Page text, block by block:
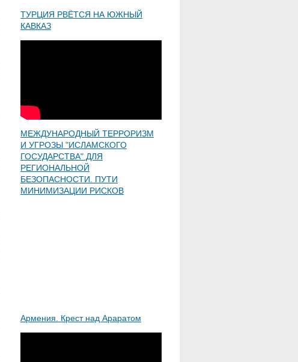
ТУРЦИЯ РВЁТСЯ НА ЮЖНЫЙ
КАВКАЗ
МЕЖДУНАРОДНЫЙ ТЕРРОРИЗМ
И УГРОЗЫ "ИСЛАМСКОГО
ГОСУДАРСТВА" ДЛЯ
РЕГИОНАЛЬНОЙ
БЕЗОПАСНОСТИ. ПУТИ
МИНИМИЗАЦИИ РИСКОВ
Армения. Крест над Араратом